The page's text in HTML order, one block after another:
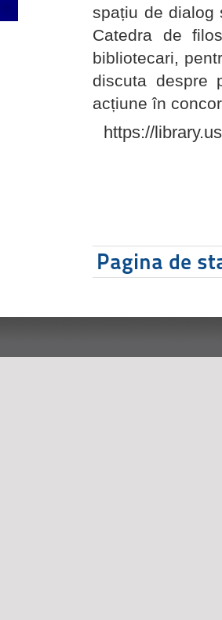
spațiu de dialog
Catedra de
bibliotecari,
discuta despre
acțiune în
https://
Pagina de